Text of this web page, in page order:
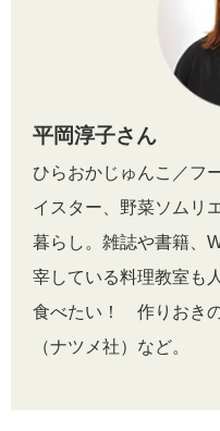
平岡淳子さん
ひらおかじゅんこ／フ
イスター、野菜ソムリ
暮らし。雑誌や書籍、
宰している料理教室も
食べたい！ 作りおき
（ナツメ社）など。